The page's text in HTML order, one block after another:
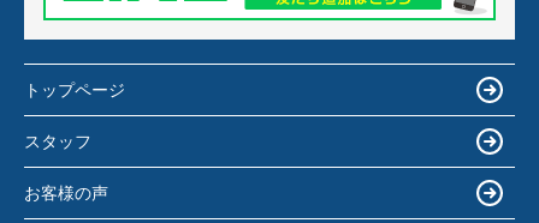
トップページ
スタッフ
お客様の声